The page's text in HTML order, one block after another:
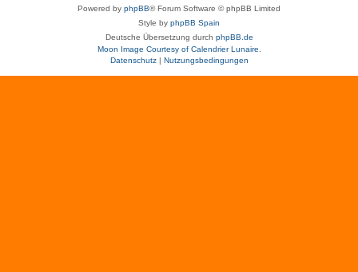
Powered by phpBB® Forum Software © phpBB Limited
Style by phpBB Spain
Deutsche Übersetzung durch phpBB.de
Moon Image Courtesy of Calendrier Lunaire.
Datenschutz| Nutzungsbedingungen